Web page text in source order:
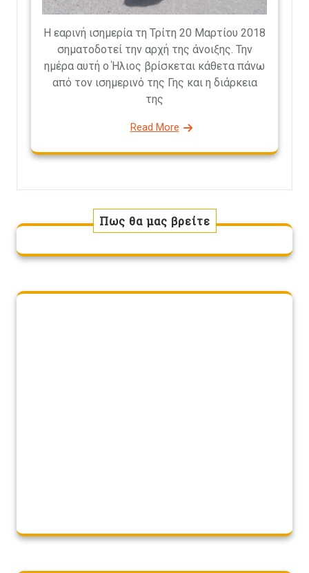
Η εαρινή ισημερία τη Τρίτη 20 Μαρτίου 2018
σηματοδοτεί την αρχή της άνοιξης. Την
ημέρα αυτή ο Ήλιος βρίσκεται κάθετα πάνω
από τον ισημερινό της Γης και η διάρκεια
της
Read More
Πως θα μας βρείτε